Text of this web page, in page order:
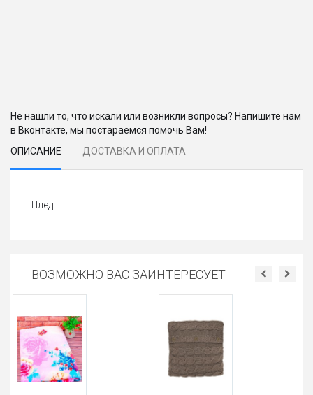
Не нашли то, что искали или возникли вопросы? Напишите нам
в Вконтакте, мы постараемся помочь Вам!
ОПИСАНИЕ
ДОСТАВКА И ОПЛАТА
Плед.
ВОЗМОЖНО ВАС ЗАИНТЕРЕСУЕТ